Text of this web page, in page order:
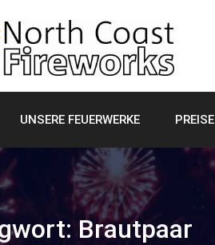
UNSERE FEUERWERKE PREISE
Brautpaar